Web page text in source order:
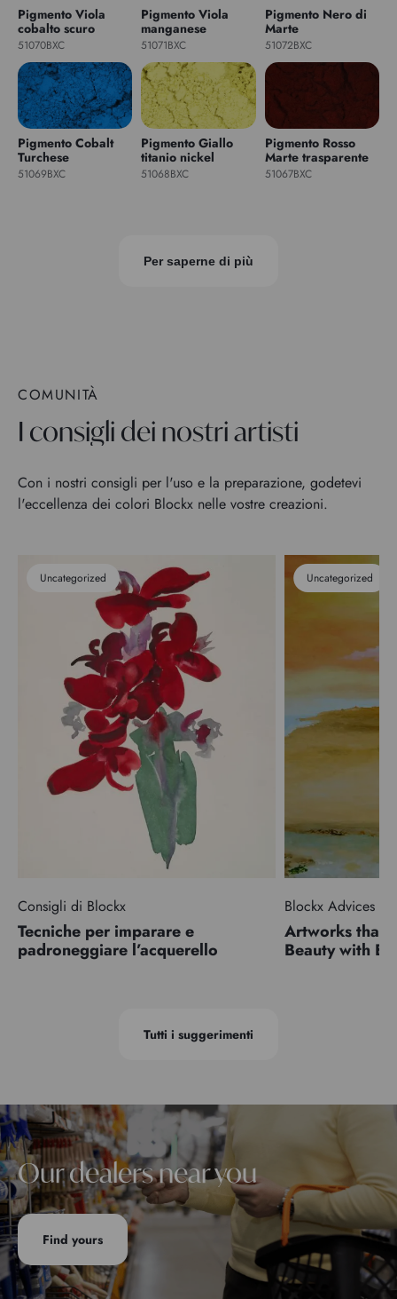
Pigmento Viola
cobalto scuro
51070BXC
Pigmento Viola
manganese
51071BXC
Pigmento Nero di
Marte
51072BXC
Pigmento Cobalt
Turchese
51069BXC
Pigmento Giallo
titanio nickel
51068BXC
Pigmento Rosso
Marte trasparente
51067BXC
Per saperne di più
COMUNITÀ
I consigli dei nostri artisti
Con i nostri consigli per l'uso e la preparazione, godetevi
l'eccellenza dei colori Blockx nelle vostre creazioni.
Uncategorized
Consigli di Blockx
Tecniche per imparare e
padroneggiare l’acquerello
Uncategorized
Blockx Advices
Artworks that
Beauty with
Tutti i suggerimenti
Our dealers near you
Find yours